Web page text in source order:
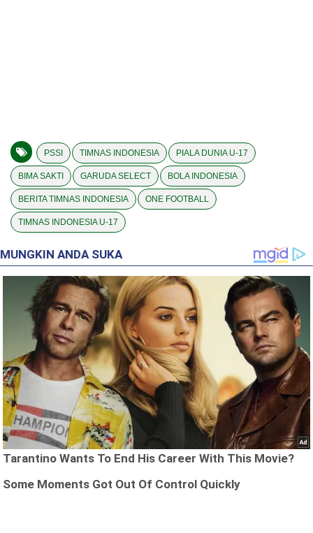
PSSI TIMNAS INDONESIA PIALA DUNIA U-17
BIMA SAKTI GARUDA SELECT BOLA INDONESIA
BERITA TIMNAS INDONESIA ONE FOOTBALL
TIMNAS INDONESIA U-17